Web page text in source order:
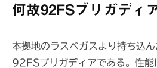
何故92FSブリガディ
本拠地のラスベガスより持ち込
92FSブリガディアである。性能